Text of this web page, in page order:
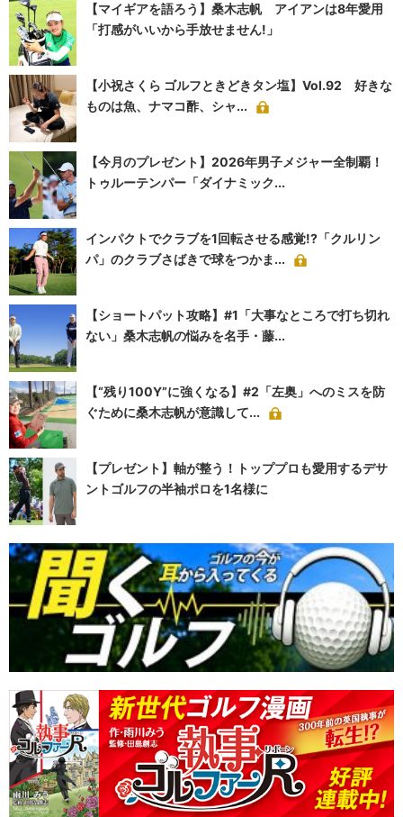
【マイギアを語ろう】桑木志帆 アイアンは8年愛用
「打感がいいから手放せません!」
【小祝さくら ゴルフときどきタン塩】Vol.92 好きな
ものは魚、ナマコ酢、シャ...
【今月のプレゼント】2026年男子メジャー全制覇！
トゥルーテンパー「ダイナミック...
インパクトでクラブを1回転させる感覚!?「クルリン
パ」のクラブさばきで球をつかま...
【ショートパット攻略】#1「大事なところで打ち切れ
ない」桑木志帆の悩みを名手・藤...
【“残り100Y”に強くなる】#2「左奥」へのミスを防
ぐために桑木志帆が意識して...
【プレゼント】軸が整う！トッププロも愛用するデサ
ントゴルフの半袖ポロを1名様に